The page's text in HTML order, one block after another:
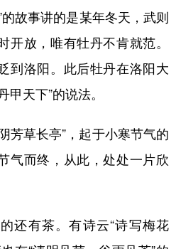
故事讲的是某年冬天，武则
开放，唯有牡丹不肯就范。
到洛阳。此后牡丹在洛阳大
甲天下”的说法。
草长亭”，起于小寒节气的
气而终，从此，处处一片欣
有茶。有诗云“诗写梅花